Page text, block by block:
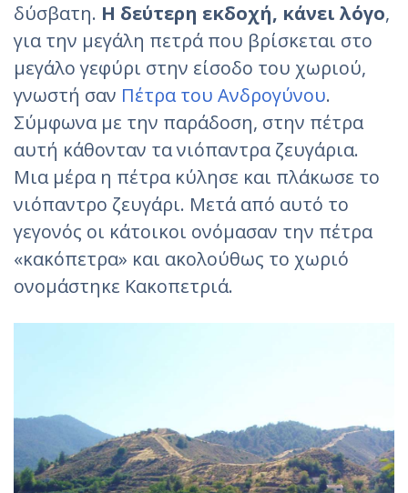
δύσβατη. Η δεύτερη εκδοχή, κάνει λόγο,
για την μεγάλη πετρά που βρίσκεται στο
μεγάλο γεφύρι στην είσοδο του χωριού,
γνωστή σαν Πέτρα του Ανδρογύνου.
Σύμφωνα με την παράδοση, στην πέτρα
αυτή κάθονταν τα νιόπαντρα ζευγάρια.
Μια μέρα η πέτρα κύλησε και πλάκωσε το
νιόπαντρο ζευγάρι. Μετά από αυτό το
γεγονός οι κάτοικοι ονόμασαν την πέτρα
«κακόπετρα» και ακολούθως το χωριό
ονομάστηκε Κακοπετριά.